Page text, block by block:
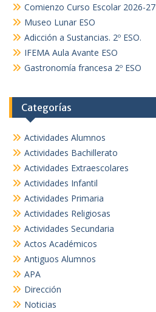
Comienzo Curso Escolar 2026-27
Museo Lunar ESO
Adicción a Sustancias. 2º ESO.
IFEMA Aula Avante ESO
Gastronomía francesa 2º ESO
Categorías
Actividades Alumnos
Actividades Bachillerato
Actividades Extraescolares
Actividades Infantil
Actividades Primaria
Actividades Religiosas
Actividades Secundaria
Actos Académicos
Antiguos Alumnos
APA
Dirección
Noticias